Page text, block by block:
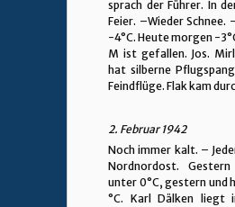
sprach der Führer. In
Feier. –Wieder Schnee.
-4°C. Heute morgen -
M ist gefallen. Jos.
hat silberne
Feindflüge. Flak kam
2. Februar 1942
Noch immer kalt. –
Nordnordost.
unter 0°C, gestern und
°C. Karl Dälken liegt